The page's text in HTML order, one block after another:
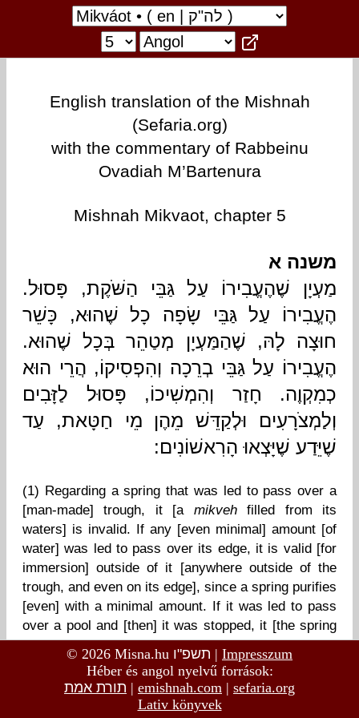
© 2026 Misna.hu תשפ"ו | Impresszum
Héber és angol nyelvű források:
תורת אמת | emishnah.com | sefaria.org
Lativ könyvek